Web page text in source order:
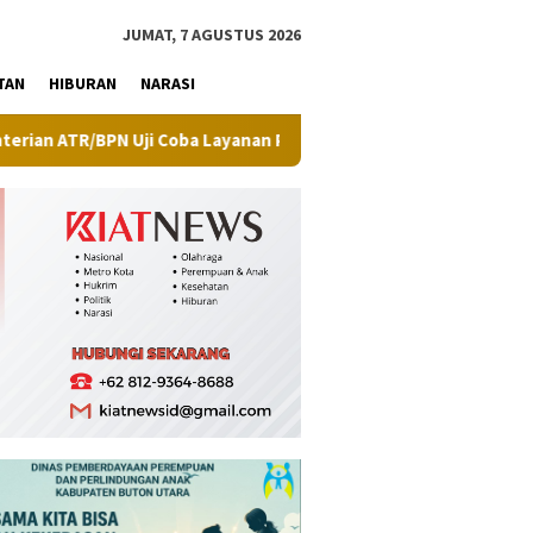
JUMAT, 7 AGUSTUS 2026
HIBURAN NARASI
Uji Coba Layanan Peralihan Hak Target Maksimal 10 Hari di